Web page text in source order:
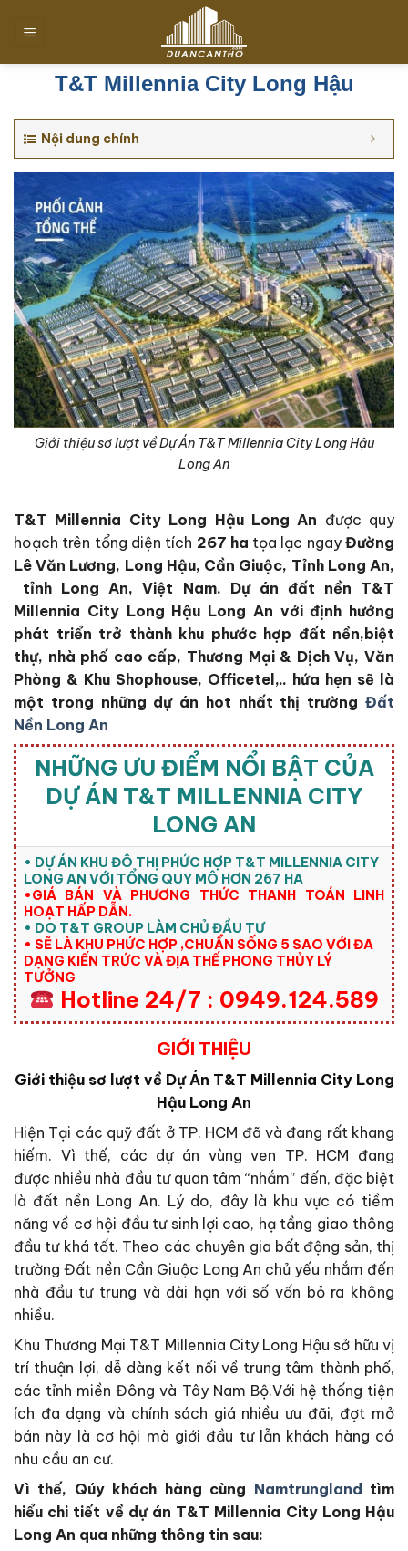
đến
T&T Millennia City Long Hậu
Nội dung chính
Giới thiệu sơ lượt về Dự Án T&T Millennia City Long Hậu
Long An
T&T Millennia City Long Hậu Long An được quy
hoạch trên tổng diện tích 267 ha tọa lạc ngayĐường
Lê Văn Lương, Long Hậu, Cần Giuộc, Tỉnh Long An,
tỉnh Long An, Việt Nam. Dự án đất nền T&T
Millennia City Long Hậu Long An với định hướng
phát triển trở thành khu phước hợp đất nền,biệt
thự, nhà phố cao cấp, Thương Mại & Dịch Vụ, Văn
Phòng & Khu Shophouse, Officetel,.. hứa hẹn sẽ là
một trong những dự án hot nhất thị trường Đất
Nền Long An
NHỮNG ƯU ĐIỂM NỔI BẬT CỦA
DỰ ÁN T&T MILLENNIA CITY
LONG AN
• DỰ ÁN KHU ĐÔ THỊ PHỨC HỢP T&T MILLENNIA CITY
LONG AN VỚI TỔNG QUY MÔ HƠN 267 HA
•GIÁ BÁN VÀ PHƯƠNG THỨC THANH TOÁN LINH
HOẠT HẤP DẪN.
• DO T&T GROUP LÀM CHỦ ĐẦU TƯ
• SẼ LÀ KHU PHỨC HỢP ,CHUẨN SỐNG 5 SAO VỚI ĐA
DẠNG KIẾN TRỨC VÀ ĐỊA THẾ PHONG THỦY LÝ
TƯỞNG
Hotline 24/7 : 0949.124.589
GIỚI THIỆU
Giới thiệu sơ lượt về Dự Án T&T Millennia City Long
Hậu Long An
Hiện Tại các quỹ đất ở TP. HCM đã và đang rất khang
hiếm. Vì thế, các dự án vùng ven TP. HCM đang
được nhiều nhà đầu tư quan tâm “nhắm” đến, đặc biệt
là đất nền Long An. Lý do, đây là khu vực có tiềm
năng về cơ hội đầu tư sinh lợi cao, hạ tầng giao thông
đầu tư khá tốt. Theo các chuyên gia bất động sản, thị
trường Đất nền Cần Giuộc Long An chủ yếu nhắm đến
nhà đầu tư trung và dài hạn với số vốn bỏ ra không
nhiều.
Khu Thương Mại T&T Millennia City Long Hậu sở hữu vị
trí thuận lợi, dễ dàng kết nối về trung tâm thành phố,
các tỉnh miền Đông và Tây Nam Bộ.Với hệ thống tiện
ích đa dạng và chính sách giá nhiều ưu đãi, đợt mở
bán này là cơ hội mà giới đầu tư lẫn khách hàng có
nhu cầu an cư.
Vì thế, Qúy khách hàng cùng Namtrungland tìm
hiểu chi tiết về dự án T&T Millennia City Long Hậu
Long An qua những thông tin sau: